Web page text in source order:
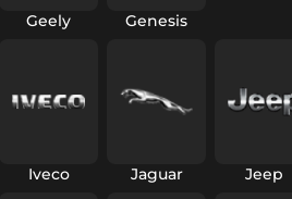
Geely Genesis
Iveco Jaguar Jeep